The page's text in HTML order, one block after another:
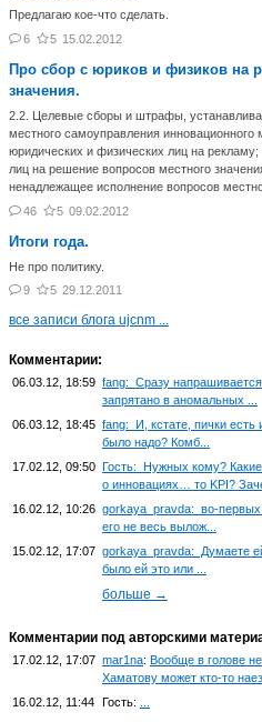
Предлагаю кое-что сделать.
6
5 15.02.2012
Про сбор с юриков и физиков на
значения.
2.2. Целевые сборы и штрафы,
местного самоуправления инновационного
юридических и физических лиц на
лиц на решение вопросов местного
ненадлежащее исполнение вопросов
46
5 09.02.2012
Итоги года.
Не про политику.
9
5 29.12.2011
все записи блога ujcnm ...
Комментарии:
06.03.12, 18:59 fang: Сразу напрашивается
запрятано в аномальных ...
06.03.12, 18:45 fang: И, кстате, пички есть
было надо? Комб...
17.02.12, 09:50
Гость: Нужных кому?
о инновациях… то KPI?
16.02.12, 10:26 gorkaya_pravda: во-
его не весь вылож...
15.02.12, 17:07 gorkaya_pravda: Думаете
было ей это или ...
больше →
Комментарии под авторскими
17.02.12, 17:07 mar1na: Вообще в голове
Хаматову может кто-то
16.02.12, 11:44
Гость: ...